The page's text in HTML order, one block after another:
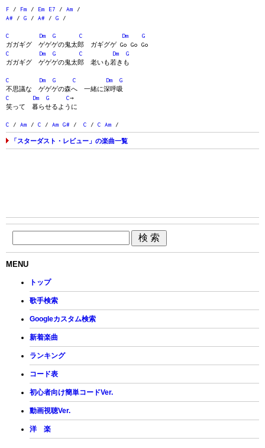
F / Fm / Em E7 / Am /
A# / G / A# / G /
C Dm G C Dm
G
ガガギグ ゲゲゲの鬼太郎 ガギグゲ Go Go Go
C
Dm G C Dm
G
ガガギグ ゲゲゲの鬼太郎 老いも若きも
C Dm G C Dm
G
不思議な ゲゲゲの森へ 一緒に深呼吸
C
Dm G C→
笑って 暮らせるように
C / Am / C / Am G# / C / C Am /
「スターダスト・レビュー」の楽曲一覧
MENU
トップ
歌手検索
Googleカスタム検索
新着楽曲
ランキング
コード表
初心者向け簡単コードVer.
動画視聴Ver.
洋 楽